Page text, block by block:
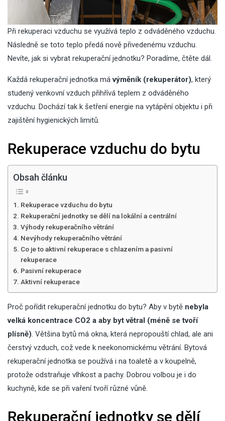
Při rekuperaci vzduchu se využívá teplo z odváděného vzduchu.
Následně se toto teplo předá nově přivedenému vzduchu.
Nevíte, jak si vybrat rekuperační jednotku? Poradíme, čtěte dál.
Každá rekuperační jednotka mávýměník (rekuperátor), který
studený venkovní vzduch přihřívá teplem z odváděného
vzduchu. Dochází tak k šetření energie na vytápění objektu i při
zajištění hygienických limitů.
Rekuperace vzduchu do bytu
Obsah článku
Rekuperace vzduchu do bytu
Rekuperační jednotky se dělí na lokální a centrální
Výhody rekuperačního větrání
Nevýhody rekuperačního větrání
Co je to aktivní rekuperace s chlazením a pasivní
rekuperace
Pasivní rekuperace
Aktivní rekuperace
Proč pořídit rekuperační jednotku do bytu? Aby v bytě nebyla
velká koncentrace CO2 a aby byt větral (méně se tvoří
plísně). Většina bytů má okna, která nepropouští chlad, ale ani
čerstvý vzduch, což vede k neekonomickému větrání. Bytová
rekuperační jednotka se používá i na toaletě a v koupelně,
protože odstraňuje vlhkost a pachy. Dobrou volbou je i do
kuchyně, kde se při vaření tvoří různé vůně.
Rekuperační jednotky se dělí